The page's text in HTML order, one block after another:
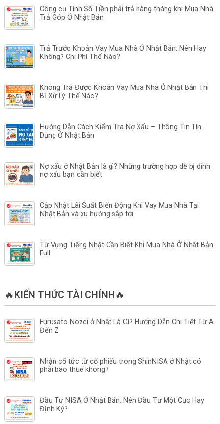
Công cụ Tính Số Tiền phải trả hàng tháng khi Mua Nhà
Trả Góp Ở Nhật Bản
Trả Trước Khoản Vay Mua Nhà Ở Nhật Bản: Nên Hay
Không? Chi Phí Thế Nào?
Không Trả Được Khoản Vay Mua Nhà Ở Nhật Bản Thì
Bị Xử Lý Thế Nào?
Hướng Dẫn Cách Kiểm Tra Nợ Xấu – Thông Tin Tín
Dụng Ở Nhật Bản
Nợ xấu ở Nhật Bản là gì? Những trường hợp dễ bị dính
nợ xấu bạn cần biết
Cập Nhật Lãi Suất Biến Động Khi Vay Mua Nhà Tại
Nhật Bản và xu hướng sắp tới
Từ Vựng Tiếng Nhật Cần Biết Khi Mua Nhà Ở Nhật Bản
Full
🔥KIẾN THỨC TÀI CHÍNH🔥
Furusato Nozei ở Nhật Là Gì? Hướng Dẫn Chi Tiết Từ A
Đến Z
Nhận cổ tức từ cổ phiếu trong ShinNISA ở Nhật có
phải báo thuế không?
Đầu Tư NISA Ở Nhật Bản: Nên Đầu Tư Một Cục Hay
Định Kỳ?